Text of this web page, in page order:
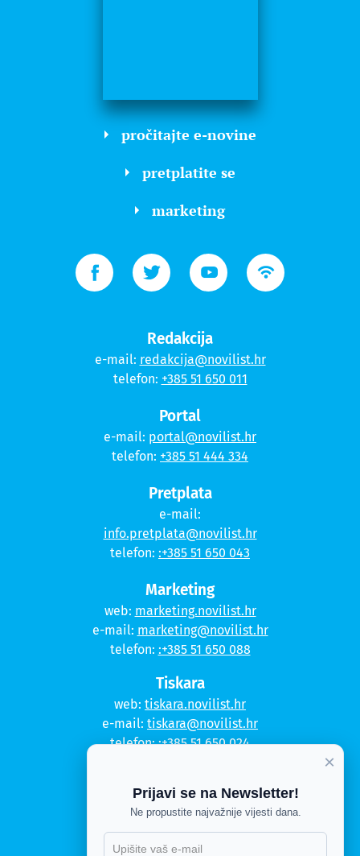
pročitajte e-novine
pretplatite se
marketing
Redakcija
e-mail: redakcija@novilist.hr
telefon: +385 51 650 011
Portal
e-mail: portal@novilist.hr
telefon: +385 51 444 334
Pretplata
e-mail:
info.pretplata@novilist.hr
telefon: :+385 51 650 043
Marketing
web: marketing.novilist.hr
e-mail: marketing@novilist.hr
telefon: :+385 51 650 088
Tiskara
web: tiskara.novilist.hr
e-mail: tiskara@novilist.hr
telefon::+385 51 650 024
Kontakt
Politika privatnosti
Politika kolačića
×
Prijavi se na Newsletter!
Ne propustite najvažnije vijesti dana.